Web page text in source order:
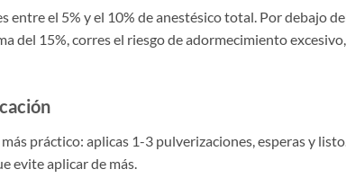
entre el 5% y el 10% de anestésico total. Por debajo
del 15%, corres el riesgo de adormecimiento
práctico: aplicas 1-3 pulverizaciones, esperas y
evite aplicar de más.